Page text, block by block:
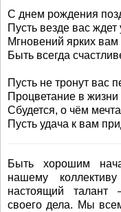
С днем рождения
Пусть везде вас ждет
Мгновений ярких
Быть всегда
Пусть не тронут вас
Процветание в жизни
Сбудется, о чём
Пусть удача к вам
Быть хорошим
нашему
настоящий
своего дела. Мы